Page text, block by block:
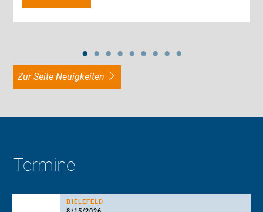
zur Seite Neuigkeiten
Termine
BIELEFELD